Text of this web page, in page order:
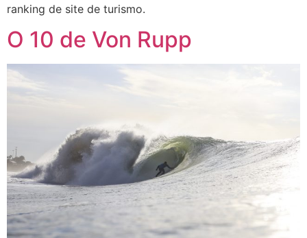
ranking de site de turismo.
O 10 de Von Rupp